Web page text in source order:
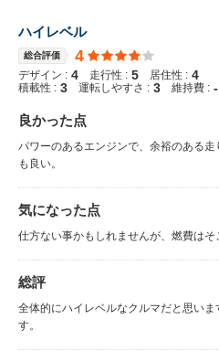
ハイレベル
総合評価 4
デザイン : 4 走行性 : 5 居住性 : 4
積載性 : 3 運転しやすさ : 3 維持費 : -
良かった点
パワーのあるエンジンで、余裕のある
も良い。
気になった点
仕方ない事かもしれませんが、燃費はそ
総評
全体的にハイレベルなクルマだと思い
す。